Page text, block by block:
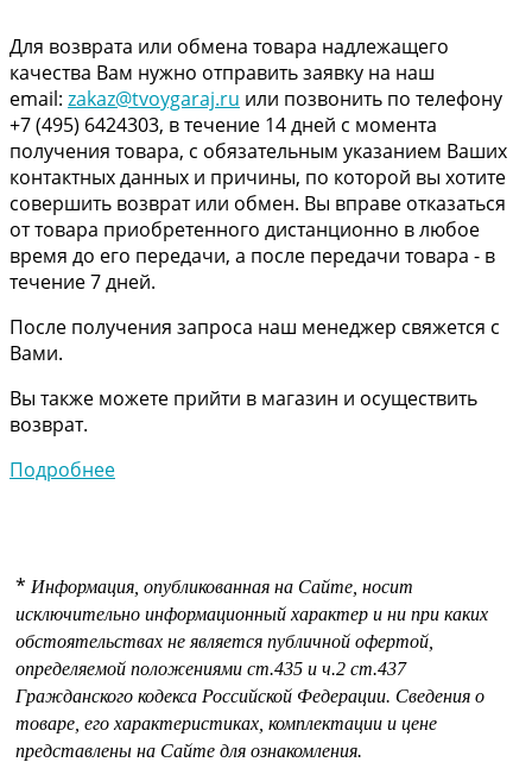
Для возврата или обмена товара надлежащего
качества Вам нужно отправить заявку на наш
email: zakaz@tvoygaraj.ru или позвонить по телефону
+7 (495) 6424303, в течение 14 дней с момента
получения товара, с обязательным указанием Ваших
контактных данных и причины, по которой вы хотите
совершить возврат или обмен. Вы вправе отказаться
от товара приобретенного дистанционно в любое
время до его передачи, а после передачи товара - в
течение 7 дней.
После получения запроса наш менеджер свяжется с
Вами.
Вы также можете прийти в магазин и осуществить
возврат.
Подробнее
* Информация, опубликованная на Сайте, носит
исключительно информационный характер и ни при каких
обстоятельствах не является публичной офертой,
определяемой положениями ст.435 и ч.2 ст.437
Гражданского кодекса Российской Федерации. Сведения о
товаре, его характеристиках, комплектации и цене
представлены на Сайте для ознакомления.